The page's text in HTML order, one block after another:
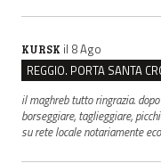
KURSK il 8 Ago
il maghreb tutto ringrazia.
borseggiare, taglieggiare,
su rete locale notariamente eco